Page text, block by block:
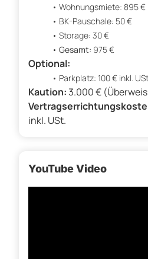
Wohnungsmiete: 895 €
BK-Pauschale: 50 €
Storage: 30 €
Gesamt: 975 €
Optional:
Parkplatz: 100 € inkl.
Kaution: 3.000 €
inkl. USt.
YouTube Video